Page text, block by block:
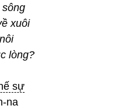
xuôi
lòng?
sự
na